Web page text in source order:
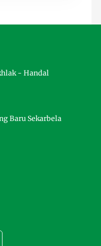
- Handal
Baru Sekarbela